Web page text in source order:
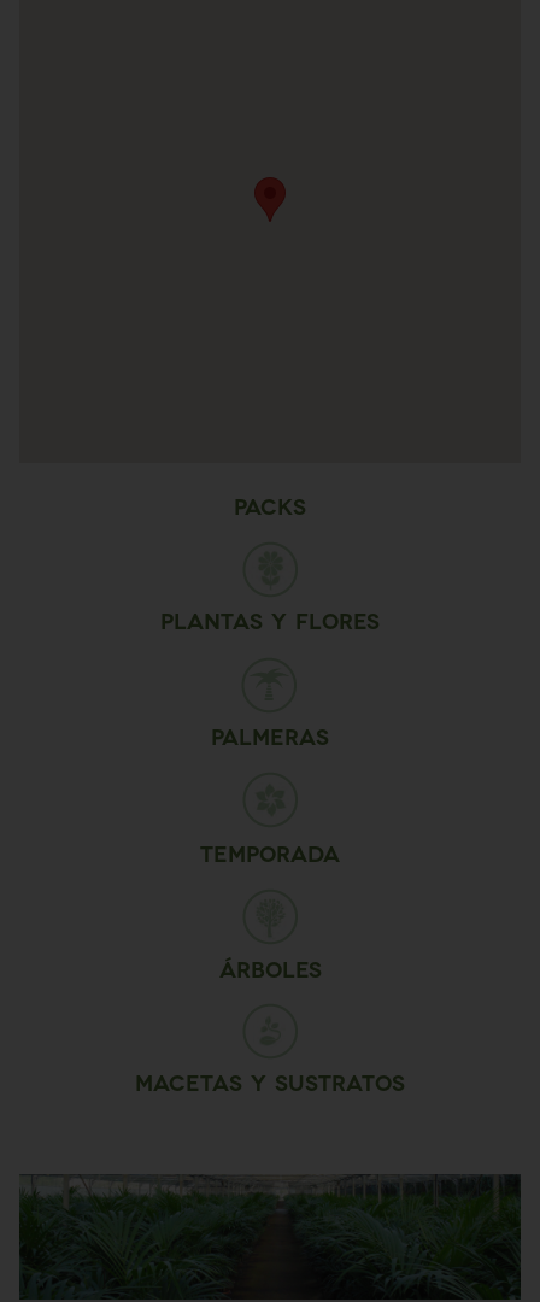
Packs
Plantas y flores
Palmeras
Temporada
Árboles
Macetas y sustratos